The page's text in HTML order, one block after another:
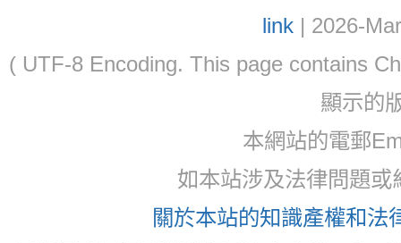
link| 2026-
( UTF-8 Encoding. This page contains
顯示的
本網站的電郵
如本站涉及法律問題
關於本站的知識產權和法